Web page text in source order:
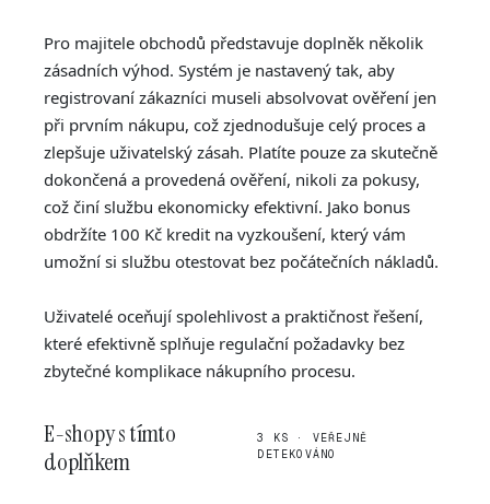
Pro majitele obchodů představuje doplněk několik
zásadních výhod. Systém je nastavený tak, aby
registrovaní zákazníci museli absolvovat ověření jen
při prvním nákupu, což zjednodušuje celý proces a
zlepšuje uživatelský zásah. Platíte pouze za skutečně
dokončená a provedená ověření, nikoli za pokusy,
což činí službu ekonomicky efektivní. Jako bonus
obdržíte 100 Kč kredit na vyzkoušení, který vám
umožní si službu otestovat bez počátečních nákladů.
Uživatelé oceňují spolehlivost a praktičnost řešení,
které efektivně splňuje regulační požadavky bez
zbytečné komplikace nákupního procesu.
E-shopy s tímto
doplňkem
3 KS · VEŘEJNĚ
DETEKOVÁNO